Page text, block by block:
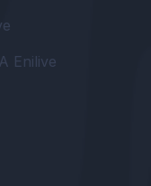
Enilive